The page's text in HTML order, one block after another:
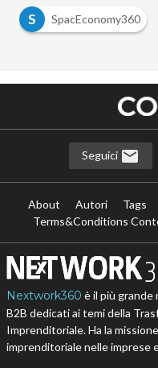
S
SpacEconomy360
Seguici
About Autori Tags
Terms&Conditions
Nextwork360 è il più
B2B dedicati ai temi della
Imprenditoriale. Ha la
imprenditoriale nelle imprese